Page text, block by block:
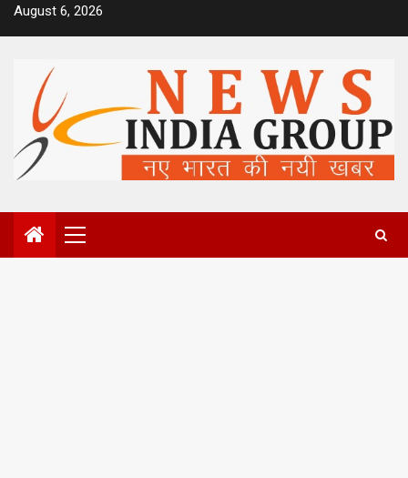
SkipAugust 6, 2026
Primary
Menu